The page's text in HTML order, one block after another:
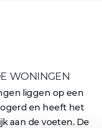
WONINGEN
liggen op een
en heeft het
aan de voeten. De